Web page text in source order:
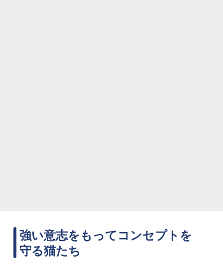
強い意志をもってコンセプトを
守る猫たち